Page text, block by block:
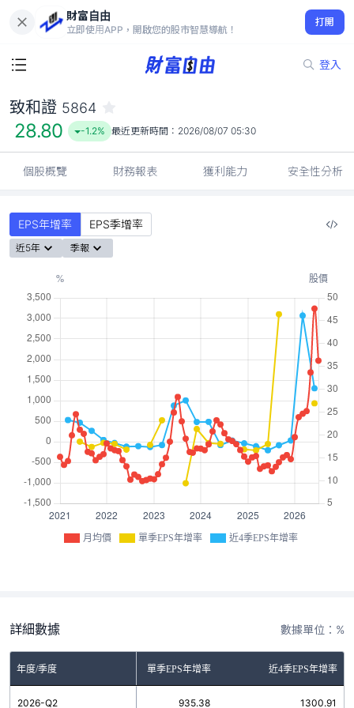
財富自由
立即使用APP，開啟您的股市智慧導航！
打開
登入
28.80
-1.2%
致和證 5864
28.80 -1.2% 最近更新時間： 2026/08/07 05:30
個股概覽 財務報表 獲利能力 安全性分析
EPS年增率 EPS季增率
近5年 季報
月均價 單季EPS年增率 近4季EPS年增率
詳細數據 數據單位：%
年度/季度 單季EPS年增率 近4季EPS年增率
2026-Q2 935.38 1300.91